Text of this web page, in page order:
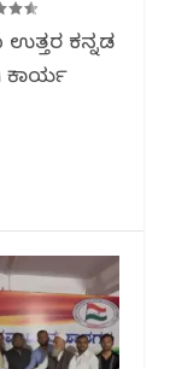
ಕನ್ನಡ
ಕಾರ್ಯ